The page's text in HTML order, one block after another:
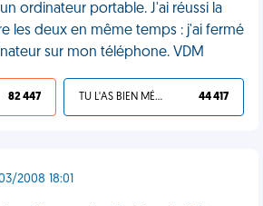
ordinateur portable. J'ai réussi la
les deux en même temps : j'ai fermé
sur mon téléphone. VDM
82 447 TU L'AS BIEN MÉRITÉ 44 417
2008 18:01